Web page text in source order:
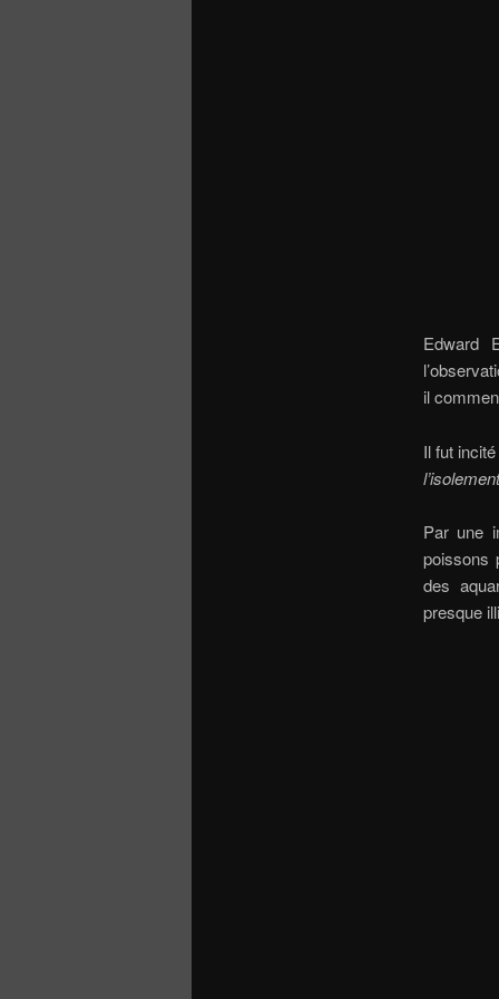
Edward
il
Il fut
l’isolement
Par une
poissons
des
presque